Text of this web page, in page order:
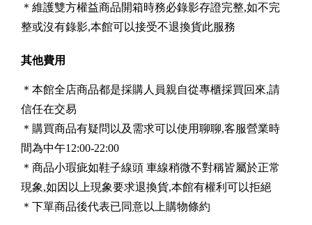
＊維護雙方權益商品開箱時務必錄影存證完整,如不完
整或沒有錄影,本館可以接受不退換貨此服務
其他費用
＊本館全店商品都是採購人員親自從專櫃採買回來,請
信任在交易
＊購買商品有疑問以及需求可以使用聊聊,客服營業時
間為中午12:00-22:00
＊商品小瑕疵如鞋子線頭 車線稍微不對稱皆屬於正常
現象,如因以上現象要求退換貨,本館有權利可以拒絕
＊下單商品後代表已同意以上購物條約